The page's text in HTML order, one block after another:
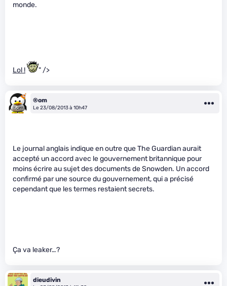
monde.
Lol ! " />
®om
Le 23/08/2013 à 10h47
Le journal anglais indique en outre que The Guardian aurait
accepté un accord avec le gouvernement britannique pour
moins écrire au sujet des documents de Snowden. Un accord
confirmé par une source du gouvernement, qui a précisé
cependant que les termes restaient secrets.
Ça va leaker…?
dieudivin